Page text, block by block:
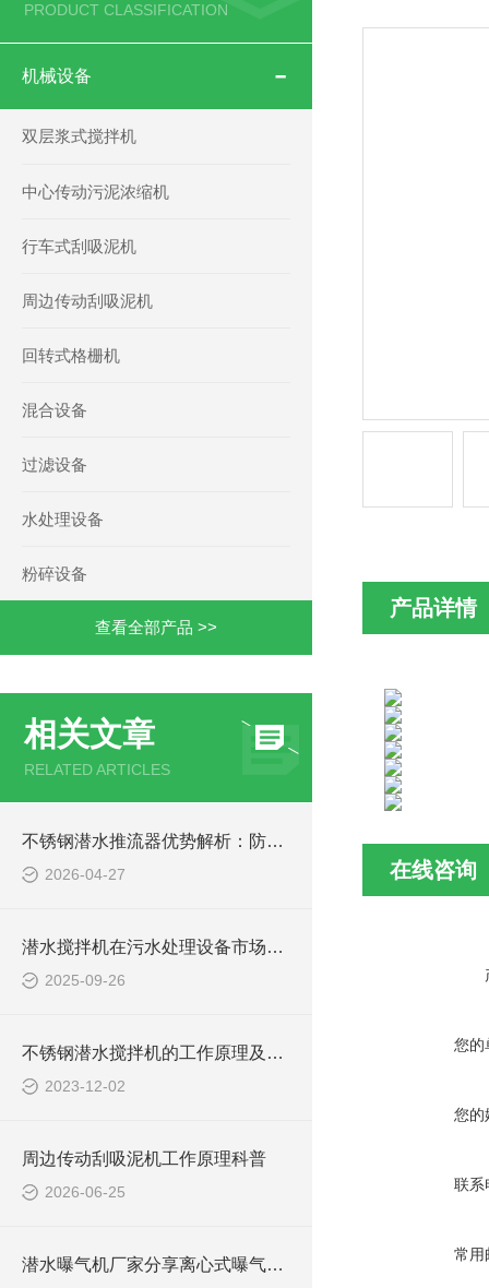
PRODUCT CLASSIFICATION
机械设备
双层浆式搅拌机
中心传动污泥浓缩机
行车式刮吸泥机
周边传动刮吸泥机
回转式格栅机
混合设备
过滤设备
水处理设备
粉碎设备
查看全部产品 >>
相关文章
RELATED ARTICLES
不锈钢潜水推流器优势解析：防腐耐用污水处理设备
2026-04-27
潜水搅拌机在污水处理设备市场的发展及产品优势
2025-09-26
不锈钢潜水搅拌机的工作原理及作用特点、CAD安装系统结构图
2023-12-02
周边传动刮吸泥机工作原理科普
2026-06-25
潜水曝气机厂家分享离心式曝气机与射流式曝气机如何选型
产品详情
在线咨询
您的
您的
联系
常用